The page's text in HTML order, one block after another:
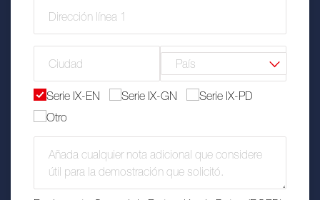
Select your demo (necesario)
Serie IX-EN Serie IX-GN
Serie IX-PD
Otro
Additional comments